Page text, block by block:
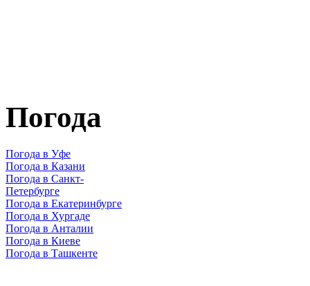
Погода
Погода в Уфе
Погода в Казани
Погода в Санкт-
Петербурге
Погода в Екатеринбурге
Погода в Хургаде
Погода в Анталии
Погода в Киеве
Погода в Ташкенте